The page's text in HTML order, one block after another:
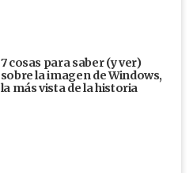
7 cosas para saber (y ver)
sobre la imagen de Windows,
la más vista de la historia